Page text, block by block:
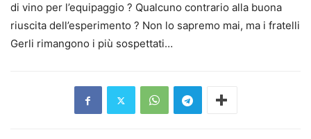
di vino per l’equipaggio ? Qualcuno contrario alla buona
riuscita dell’esperimento ? Non lo sapremo mai, ma i fratelli
Gerli rimangono i più sospettati…